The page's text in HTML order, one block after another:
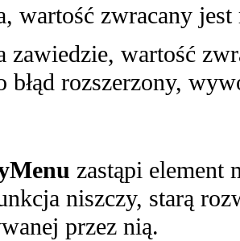
wartość zwracany jest
zawiedzie, wartość
błąd rozszerzony,
zastąpi element
niszczy, starą
przez nią.